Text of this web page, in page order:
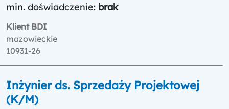
min. doświadczenie: brak
Klient BDI
mazowieckie
10931-26
Inżynier ds. Sprzedaży Projektowej
(K/M)